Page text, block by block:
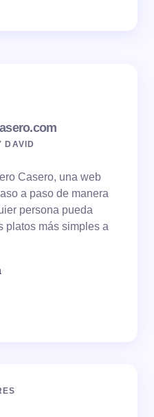
DAVID
Casero, una web
a paso de manera
persona pueda
platos más simples a